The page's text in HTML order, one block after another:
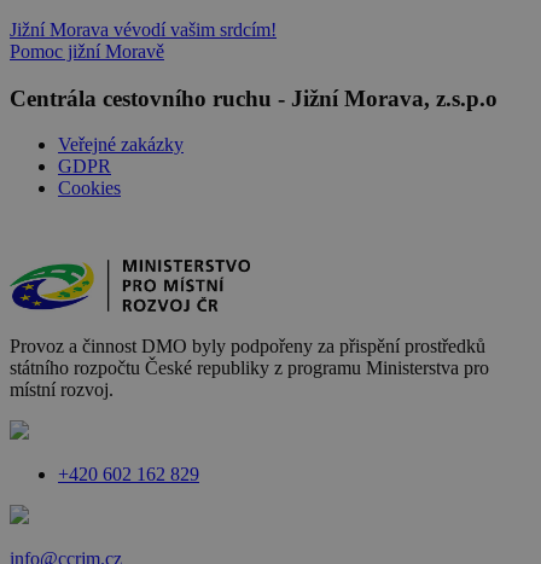
Jižní Morava vévodí vašim srdcím!
Pomoc jižní Moravě
Centrála cestovního ruchu - Jižní Morava, z.s.p.o
Veřejné zakázky
GDPR
Cookies
Provoz a činnost DMO byly podpořeny za přispění prostředků
státního rozpočtu České republiky z programu Ministerstva pro
místní rozvoj.
+420 602 162 829
info@ccrjm.cz